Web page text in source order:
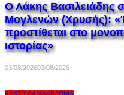
Ο Λάκης Βασιλειάδης
Μογλενών (Χρυσής):
προστίθεται στο
ιστορίας»
03/08/202603/08/2026
ΚΕΝΤΡΙΚΉ ΜΑΚΕΔΟΝΊΑ